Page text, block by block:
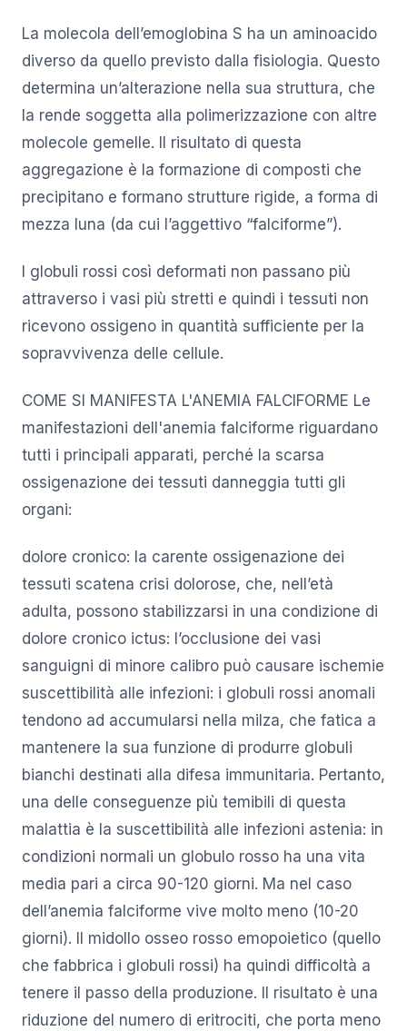
La molecola dell’emoglobina S ha un aminoacido
diverso da quello previsto dalla fisiologia. Questo
determina un’alterazione nella sua struttura, che
la rende soggetta alla polimerizzazione con altre
molecole gemelle. Il risultato di questa
aggregazione è la formazione di composti che
precipitano e formano strutture rigide, a forma di
mezza luna (da cui l’aggettivo “falciforme”).
I globuli rossi così deformati non passano più
attraverso i vasi più stretti e quindi i tessuti non
ricevono ossigeno in quantità sufficiente per la
sopravvivenza delle cellule.
COME SI MANIFESTA L'ANEMIA FALCIFORME Le
manifestazioni dell'anemia falciforme riguardano
tutti i principali apparati, perché la scarsa
ossigenazione dei tessuti danneggia tutti gli
organi:
dolore cronico: la carente ossigenazione dei
tessuti scatena crisi dolorose, che, nell’età
adulta, possono stabilizzarsi in una condizione di
dolore cronico ictus: l’occlusione dei vasi
sanguigni di minore calibro può causare ischemie
suscettibilità alle infezioni: i globuli rossi anomali
tendono ad accumularsi nella milza, che fatica a
mantenere la sua funzione di produrre globuli
bianchi destinati alla difesa immunitaria. Pertanto,
una delle conseguenze più temibili di questa
malattia è la suscettibilità alle infezioni astenia: in
condizioni normali un globulo rosso ha una vita
media pari a circa 90-120 giorni. Ma nel caso
dell’anemia falciforme vive molto meno (10-20
giorni). Il midollo osseo rosso emopoietico (quello
che fabbrica i globuli rossi) ha quindi difficoltà a
tenere il passo della produzione. Il risultato è una
riduzione del numero di eritrociti, che porta meno